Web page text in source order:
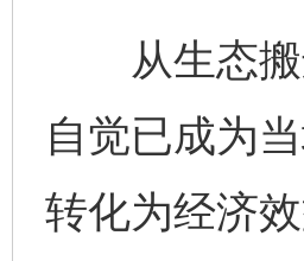
从生态搬
自觉已成为
转化为经济效